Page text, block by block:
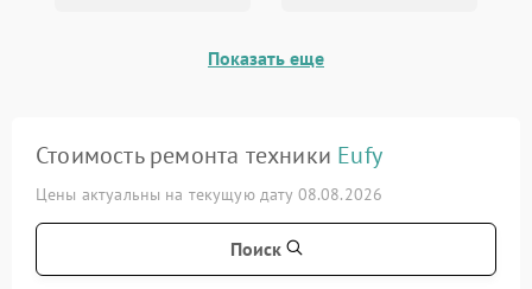
Показать еще
Стоимость ремонта техники Eufy
Цены актуальны на текущую дату 08.08.2026
Поиск